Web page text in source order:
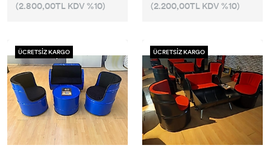
(2.800,00TL KDV %10) (2.200,00TL KDV %10)
ÜCRETSİZ KARGO ÜCRETSİZ KARGO